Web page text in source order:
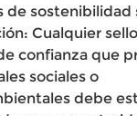
de sostenibilidad
Cualquier
confianza que
sociales o
debe